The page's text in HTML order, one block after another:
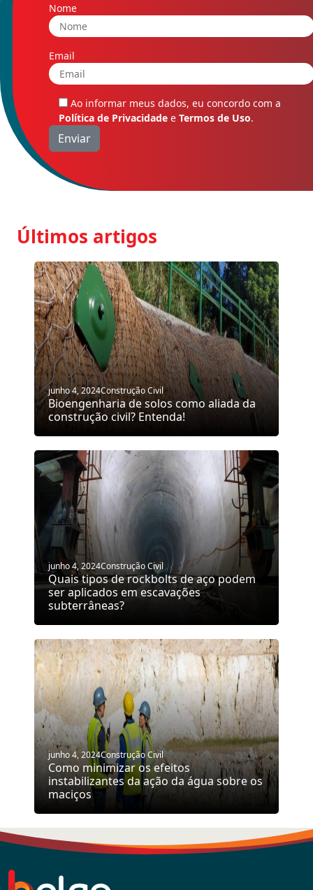
Nome
Email
Ao informar meus dados, eu concordo com a
Política de Privacidade e Termos de Uso.
Últimos artigos
junho 4, 2024Construção Civil
Bioengenharia de solos como aliada da
construção civil? Entenda!
junho 4, 2024Construção Civil
Quais tipos de rockbolts de aço podem
ser aplicados em escavações
subterrâneas?
junho 4, 2024Construção Civil
Como minimizar os efeitos
instabilizantes da ação da água sobre os
maciços